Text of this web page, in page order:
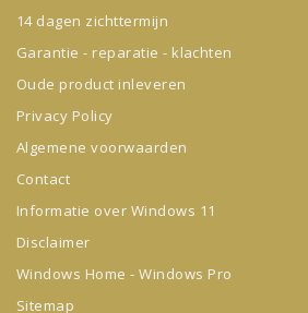
14 dagen zichttermijn
Garantie - reparatie - klachten
Oude product inleveren
Privacy Policy
Algemene voorwaarden
Contact
Informatie over Windows 11
Disclaimer
Windows Home - Windows Pro
Sitemap